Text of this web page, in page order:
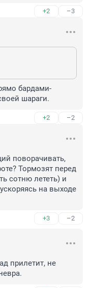
+2 –3
бардами-
шараги.
+2 –2
поворачивать,
Тормозят перед
сотню лететь) и
на выходе
+3 –2
прилетит, не